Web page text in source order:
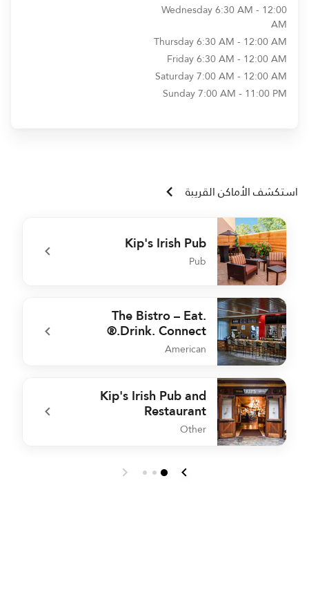
Wednesday6:30 AM - 12:00
AM
Thursday6:30 AM - 12:00 AM
Friday6:30 AM - 12:00 AM
Saturday7:00 AM - 12:00 AM
Sunday7:00 AM - 11:00 PM
استكشف الأماكن القريبة
Kip's Irish Pub
Pub
undefined Kip's Irish Pub
The Bistro – Eat.
Drink. Connect.®
American
undefined The Bistro – Eat. Drink. Connect.®
Kip's Irish Pub and
Restaurant
Other
undefined Kip's Irish Pub and Restaurant